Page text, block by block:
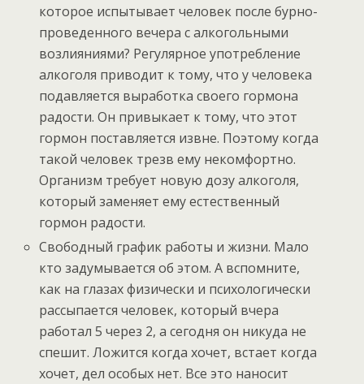
которое испытывает человек после бурно-
проведенного вечера с алкогольными
возлияниями? Регулярное употребление
алкоголя приводит к тому, что у человека
подавляется выработка своего гормона
радости. Он привыкает к тому, что этот
гормон поставляется извне. Поэтому когда
такой человек трезв ему некомфортно.
Организм требует новую дозу алкоголя,
который заменяет ему естественный
гормон радости.
Свободный график работы и жизни. Мало
кто задумывается об этом. А вспомните,
как на глазах физически и психологически
рассыпается человек, который вчера
работал 5 через 2, а сегодня он никуда не
спешит. Ложится когда хочет, встает когда
хочет, дел особых нет. Все это наносит